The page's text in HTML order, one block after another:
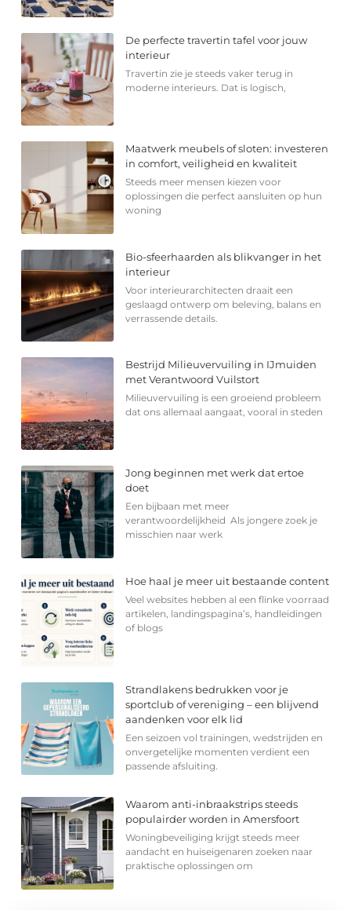
De perfecte travertin tafel voor jouw
interieur
Travertin zie je steeds vaker terug in
moderne interieurs. Dat is logisch,
Maatwerk meubels of sloten: investeren
in comfort, veiligheid en kwaliteit
Steeds meer mensen kiezen voor
oplossingen die perfect aansluiten op hun
woning
Bio-sfeerhaarden als blikvanger in het
interieur
Voor interieurarchitecten draait een
geslaagd ontwerp om beleving, balans en
verrassende details.
Bestrijd Milieuvervuiling in IJmuiden
met Verantwoord Vuilstort
Milieuvervuiling is een groeiend probleem
dat ons allemaal aangaat, vooral in steden
Jong beginnen met werk dat ertoe
doet
Een bijbaan met meer
verantwoordelijkheid Als jongere zoek je
misschien naar werk
Hoe haal je meer uit bestaande content
Veel websites hebben al een flinke voorraad
artikelen, landingspagina’s, handleidingen
of blogs
Strandlakens bedrukken voor je
sportclub of vereniging – een blijvend
aandenken voor elk lid
Een seizoen vol trainingen, wedstrijden en
onvergetelijke momenten verdient een
passende afsluiting.
Waarom anti-inbraakstrips steeds
populairder worden in Amersfoort
Woningbeveiliging krijgt steeds meer
aandacht en huiseigenaren zoeken naar
praktische oplossingen om